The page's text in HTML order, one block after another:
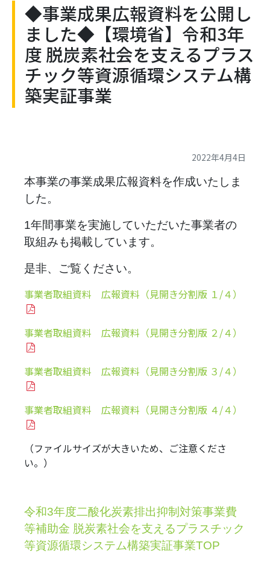
◆事業成果広報資料を公開し
ました◆【環境省】令和3年
度 脱炭素社会を支えるプラス
チック等資源循環システム構
築実証事業
2022年4月4日
本事業の事業成果広報資料を作成いたしま
した。
1年間事業を実施していただいた事業者の
取組みも掲載しています。
是非、ご覧ください。
事業者取組資料 広報資料（見開き分割版 １/４）
事業者取組資料 広報資料（見開き分割版 ２/４）
事業者取組資料 広報資料（見開き分割版 ３/４）
事業者取組資料 広報資料（見開き分割版 ４/４）
（ファイルサイズが大きいため、ご注意くださ
い。）
令和3年度二酸化炭素排出抑制対策事業費
等補助金 脱炭素社会を支えるプラスチック
等資源循環システム構築実証事業TOP